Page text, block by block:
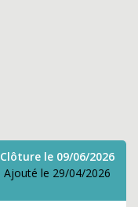
Clôture le 09/06/2026
Ajouté le 29/04/2026